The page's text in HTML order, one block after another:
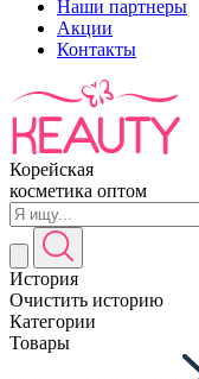
Наши партнеры
Акции
Контакты
Корейская
косметика оптом
История
Очистить историю
Категории
Товары